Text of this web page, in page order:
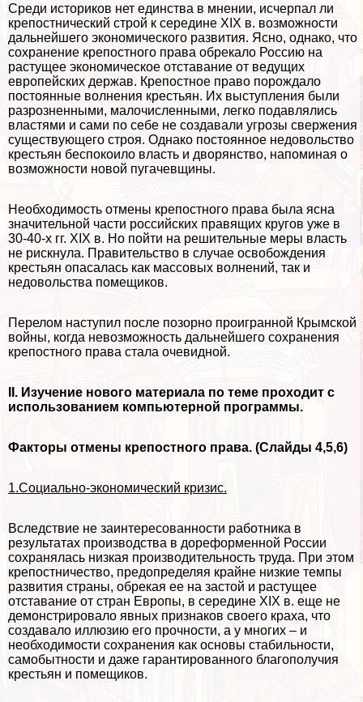
Среди историков нет единства в мнении, исчерпал ли
крепостнический строй к середине XIX в. возможности
дальнейшего экономического развития. Ясно, однако, что
сохранение крепостного права обрекало Россию на
растущее экономическое отставание от ведущих
европейских держав. Крепостное право порождало
постоянные волнения крестьян. Их выступления были
разрозненными, малочисленными, легко подавлялись
властями и сами по себе не создавали угрозы свержения
существующего строя. Однако постоянное недовольство
крестьян беспокоило власть и дворянство, напоминая о
возможности новой пугачевщины.
Необходимость отмены крепостного права была ясна
значительной части российских правящих кругов уже в
30-40-х гг. XIX в. Но пойти на решительные меры власть
не рискнула. Правительство в случае освобождения
крестьян опасалась как массовых волнений, так и
недовольства помещиков.
Перелом наступил после позорно проигранной Крымской
войны, когда невозможность дальнейшего сохранения
крепостного права стала очевидной.
II. Изучение нового материала по теме проходит с
использованием компьютерной программы.
Факторы отмены крепостного права. (Слайды 4,5,6)
1.Социально-экономический кризис.
Вследствие не заинтересованности работника в
результатах производства в дореформенной России
сохранялась низкая производительность труда. При этом
крепостничество, предопределяя крайне низкие темпы
развития страны, обрекая ее на застой и растущее
отставание от стран Европы, в середине XIX в. еще не
демонстрировало явных признаков своего краха, что
создавало иллюзию его прочности, а у многих – и
необходимости сохранения как основы стабильности,
самобытности и даже гарантированного благополучия
крестьян и помещиков.